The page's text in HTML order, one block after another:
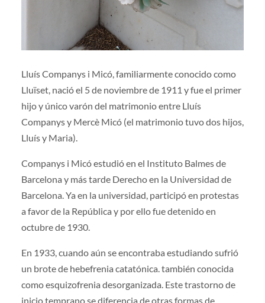
Lluís Companys i Micó, familiarmente conocido como
Lluïset, nació el 5 de noviembre de 1911 y fue el primer
hijo y único varón del matrimonio entre Lluís
Companys y Mercè Micó (el matrimonio tuvo dos hijos,
Lluís y Maria).
Companys i Micó estudió en el Instituto Balmes de
Barcelona y más tarde Derecho en la Universidad de
Barcelona. Ya en la universidad, participó en protestas
a favor de la República y por ello fue detenido en
octubre de 1930.
En 1933, cuando aún se encontraba estudiando sufrió
un brote de hebefrenia catatónica. también conocida
como esquizofrenia desorganizada. Este trastorno de
inicio temprano se diferencia de otras formas de